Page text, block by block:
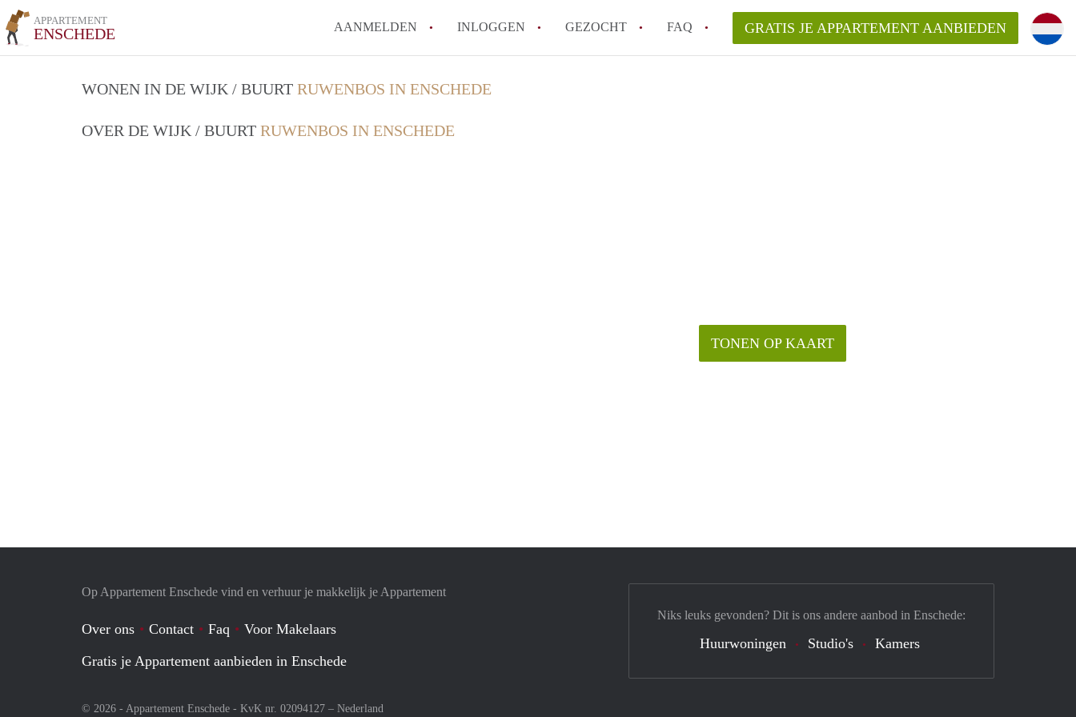
APPARTEMENT
ENSCHEDE AANMELDEN INLOGGEN GEZOCHT FAQ GRATIS JE APPARTEMENT AANBIEDEN
WONEN IN DE WIJK / BUURT RUWENBOS IN ENSCHEDE
OVER DE WIJK / BUURT RUWENBOS IN ENSCHEDE
TONEN OP KAART
Op Appartement Enschede vind en verhuur je makkelijk je Appartement
Over ons Contact Faq
Voor Makelaars
Gratis je Appartement aanbieden in Enschede
© 2026 - Appartement Enschede - KvK nr. 02094127 – Nederland
Niks leuks gevonden? Dit is ons andere aanbod in Enschede:
Huurwoningen Studio's Kamers